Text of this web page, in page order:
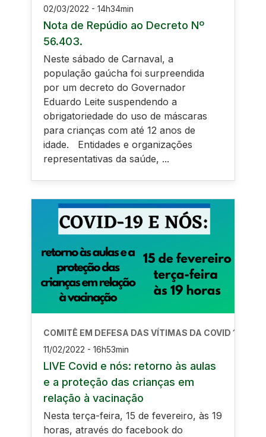
02/03/2022 - 14h34min
Nota de Repúdio ao Decreto Nº
56.403.
Neste sábado de Carnaval, a
população gaúcha foi surpreendida
por um decreto do Governador
Eduardo Leite suspendendo a
obrigatoriedade do uso de máscaras
para crianças com até 12 anos de
idade. Entidades e organizações
representativas da saúde, ...
COMITÊ EM DEFESA DAS VÍTIMAS DA COVID 19
11/02/2022 - 16h53min
LIVE Covid e nós: retorno às aulas
e a proteção das crianças em
relação à vacinação
Nesta terça-feira, 15 de fevereiro, às 19
horas, através do facebook do